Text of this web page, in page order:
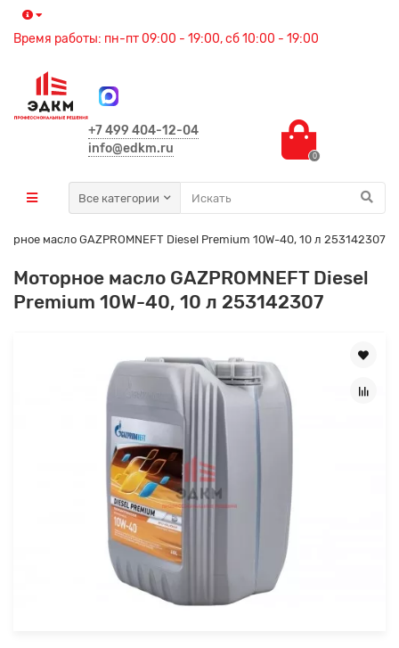
Время работы: пн-пт 09:00 - 19:00, сб 10:00 - 19:00
+7 499 404-12-04
info@edkm.ru
0
Все категории
масло GAZPROMNEFT Diesel Premium 10W-40, 10 л 253142307
Моторное масло GAZPROMNEFT Diesel
Premium 10W-40, 10 л 253142307